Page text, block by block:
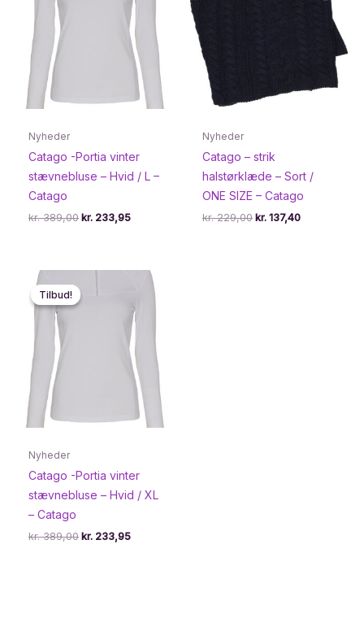
Nyheder
Catago -Portia vinter
stævnebluse – Hvid / L –
Catago
kr.389,00 Den
kr. 389,00.
kr. 233,95Den
kr. 233,95.
Nyheder
Catago – strik
halstørklæde – Sort /
ONE SIZE – Catago
kr.229,00 Den
kr. 137,40Den
Tilbud!
Tilbud!
Nyheder
Catago -Portia vinter
stævnebluse – Hvid / XL
– Catago
kr.389,00 Den
kr. 233,95Den